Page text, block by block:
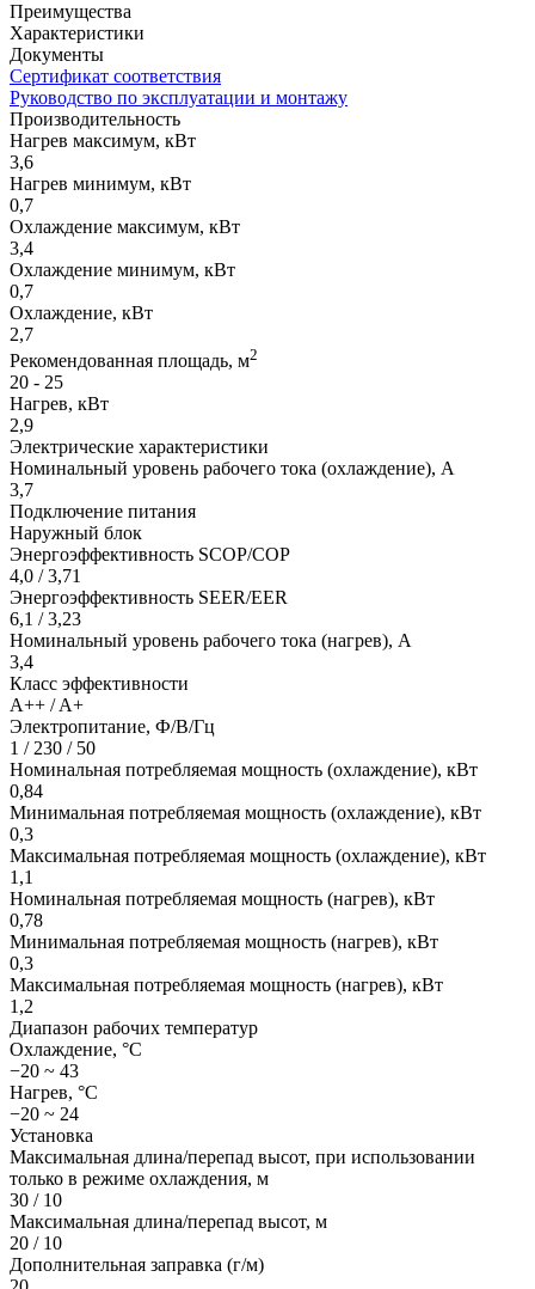
Преимущества
Характеристики
Документы
Сертификат соответствия
Руководство по эксплуатации и монтажу
Производительность
Нагрев максимум, кВт
3,6
Нагрев минимум, кВт
0,7
Охлаждение максимум, кВт
3,4
Охлаждение минимум, кВт
0,7
Охлаждение, кВт
2,7
Рекомендованная площадь, м2
20 - 25
Нагрев, кВт
2,9
Электрические характеристики
Номинальный уровень рабочего тока (охлаждение), А
3,7
Подключение питания
Наружный блок
Энергоэффективность SCOP/COP
4,0 / 3,71
Энергоэффективность SEER/EER
6,1 / 3,23
Номинальный уровень рабочего тока (нагрев), А
3,4
Класс эффективности
A++ / A+
Электропитание, Ф/В/Гц
1 / 230 / 50
Номинальная потребляемая мощность (охлаждение), кВт
0,84
Минимальная потребляемая мощность (охлаждение), кВт
0,3
Максимальная потребляемая мощность (охлаждение), кВт
1,1
Номинальная потребляемая мощность (нагрев), кВт
0,78
Минимальная потребляемая мощность (нагрев), кВт
0,3
Максимальная потребляемая мощность (нагрев), кВт
1,2
Диапазон рабочих температур
Охлаждение, °С
−20 ~ 43
Нагрев, °С
−20 ~ 24
Установка
Максимальная длина/перепад высот, при использовании
только в режиме охлаждения, м
30 / 10
Максимальная длина/перепад высот, м
20 / 10
Дополнительная заправка (г/м)